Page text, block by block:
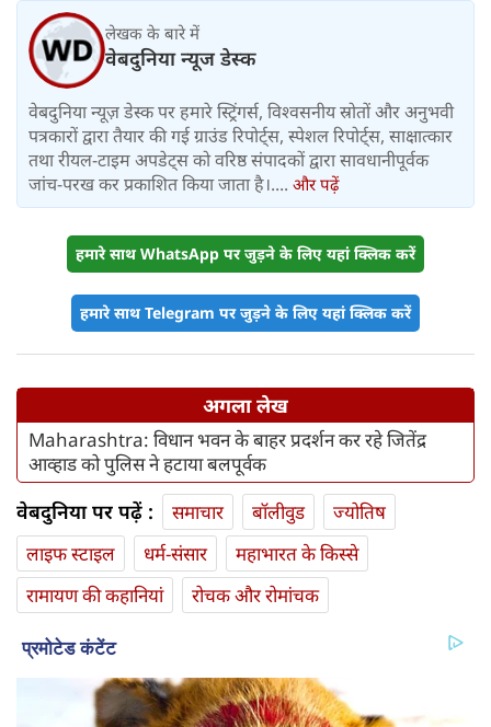
लेखक के बारे में
वेबदुनिया न्यूज डेस्क
वेबदुनिया न्यूज़ डेस्क पर हमारे स्ट्रिंगर्स, विश्वसनीय स्रोतों और अनुभवी
पत्रकारों द्वारा तैयार की गई ग्राउंड रिपोर्ट्स, स्पेशल रिपोर्ट्स, साक्षात्कार
तथा रीयल-टाइम अपडेट्स को वरिष्ठ संपादकों द्वारा सावधानीपूर्वक
जांच-परख कर प्रकाशित किया जाता है।.... और पढ़ें
हमारे साथ WhatsApp पर जुड़ने के लिए यहां क्लिक करें
हमारे साथ Telegram पर जुड़ने के लिए यहां क्लिक करें
अगला लेख
Maharashtra: विधान भवन के बाहर प्रदर्शन कर रहे जितेंद्र
आव्हाड को पुलिस ने हटाया बलपूर्वक
वेबदुनिया पर पढ़ें : समाचार बॉलीवुड
ज्योतिष
लाइफ स्‍टाइल
धर्म-संसार
महाभारत के किस्से
रामायण की कहानियां
रोचक और रोमांचक